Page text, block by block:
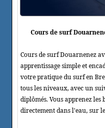
Cours de surf
Cours de surf Douarnenez
apprentissage simple et
votre pratique du surf en
tous les niveaux, avec un
diplômés. Vous apprenez les
directement dans l'eau, sur